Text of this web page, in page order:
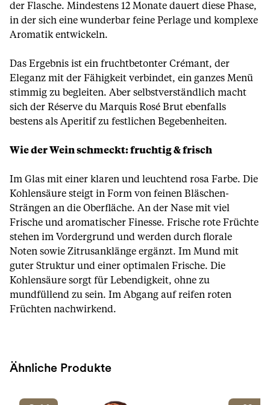
der Flasche. Mindestens 12 Monate dauert diese Phase,
in der sich eine wunderbar feine Perlage und komplexe
Aromatik entwickeln.
Das Ergebnis ist ein fruchtbetonter Crémant, der
Eleganz mit der Fähigkeit verbindet, ein ganzes Menü
stimmig zu begleiten. Aber selbstverständlich macht
sich der Réserve du Marquis Rosé Brut ebenfalls
bestens als Aperitif zu festlichen Begebenheiten.
Wie der Wein schmeckt: fruchtig & frisch
Im Glas mit einer klaren und leuchtend rosa Farbe. Die
Kohlensäure steigt in Form von feinen Bläschen-
Strängen an die Oberfläche. An der Nase mit viel
Frische und aromatischer Finesse. Frische rote Früchte
stehen im Vordergrund und werden durch florale
Noten sowie Zitrusanklänge ergänzt. Im Mund mit
guter Struktur und einer optimalen Frische. Die
Kohlensäure sorgt für Lebendigkeit, ohne zu
mundfüllend zu sein. Im Abgang auf reifen roten
Früchten nachwirkend.
Ähnliche Produkte